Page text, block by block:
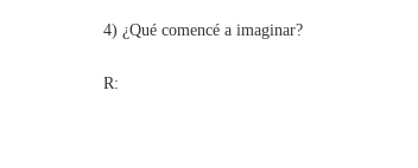
4) ¿Qué comencé a imaginar?
R: